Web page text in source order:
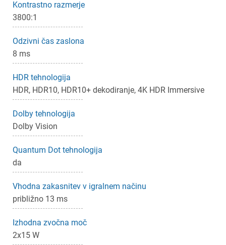
Kontrastno razmerje
3800:1
Odzivni čas zaslona
8 ms
HDR tehnologija
HDR, HDR10, HDR10+ dekodiranje, 4K HDR Immersive
Dolby tehnologija
Dolby Vision
Quantum Dot tehnologija
da
Vhodna zakasnitev v igralnem načinu
približno 13 ms
Izhodna zvočna moč
2x15 W
Prijava
Za dodajanje na seznam želja morate biti prijavljeni.
Prekliči